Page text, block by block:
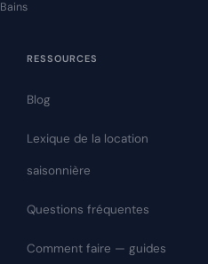
RESSOURCES
Blog
Lexique de la location
saisonnière
Questions fréquentes
Comment faire — guides